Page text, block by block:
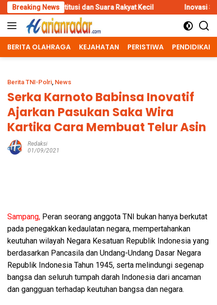
Skip
to
content
Breaking News
dan Suara Rakyat Kecil Inovasi Srikandi Care, Cara
BERITA OLAHRAGA KEJAHATAN PERISTIWA PENDIDIKAN
Berita TNI-Polri, News
Serka Karnoto Babinsa Inovatif
Ajarkan Pasukan Saka Wira
Kartika Cara Membuat Telur Asin
Redaksi
01/09/2021
Sampang, Peran seorang anggota TNI bukan hanya berkutat
pada penegakkan kedaulatan negara, mempertahankan
keutuhan wilayah Negara Kesatuan Republik Indonesia yang
berdasarkan Pancasila dan Undang-Undang Dasar Negara
Republik Indonesia Tahun 1945, serta melindungi segenap
bangsa dan seluruh tumpah darah Indonesia dari ancaman
dan gangguan terhadap keutuhan bangsa dan negara.